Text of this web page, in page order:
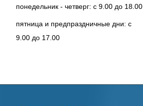
понедельник - четверг: с 9.00 до 18.00
пятница и предпраздничные дни: с
9.00 до 17.00